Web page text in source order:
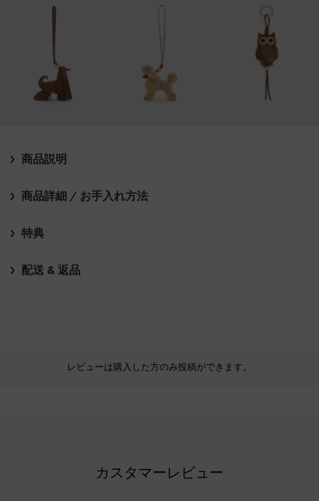
商品説明
商品詳細 / お手入れ方法
特典
配送 & 返品
レビューは購入した方のみ投稿ができます。
カスタマーレビュー